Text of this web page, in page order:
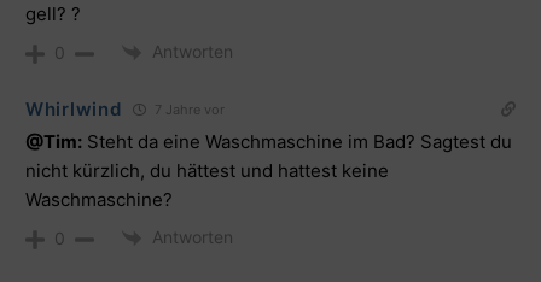
gell? ?
0 Antworten
Whirlwind 7 Jahre vor
@Tim: Steht da eine Waschmaschine im Bad? Sagtest du
nicht kürzlich, du hättest und hattest keine
Waschmaschine?
0 Antworten